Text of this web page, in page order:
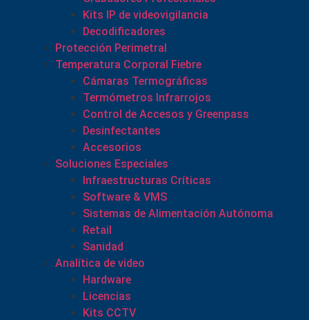
Kits IP de videovigilancia
Decodificadores
Protección Perimetral
Temperatura Corporal Fiebre
Cámaras Termográficas
Termómetros Infrarrojos
Control de Accesos y Greenpass
Desinfectantes
Accesorios
Soluciones Especiales
Infraestructuras Críticas
Software & VMS
Sistemas de Alimentación Autónoma
Retail
Sanidad
Analítica de video
Hardware
Licencias
Kits CCTV